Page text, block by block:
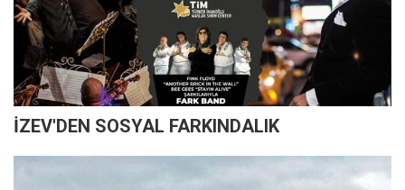
İZEV'DEN SOSYAL FARKINDALIK